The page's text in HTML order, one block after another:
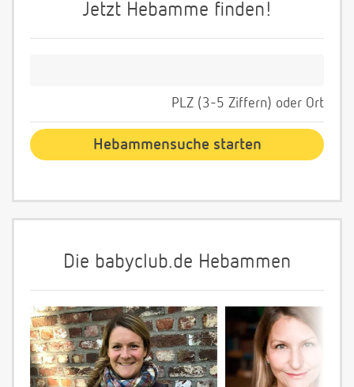
Jetzt Hebamme finden!
PLZ (3-5 Ziffern) oder Ort
Die babyclub.de Hebammen